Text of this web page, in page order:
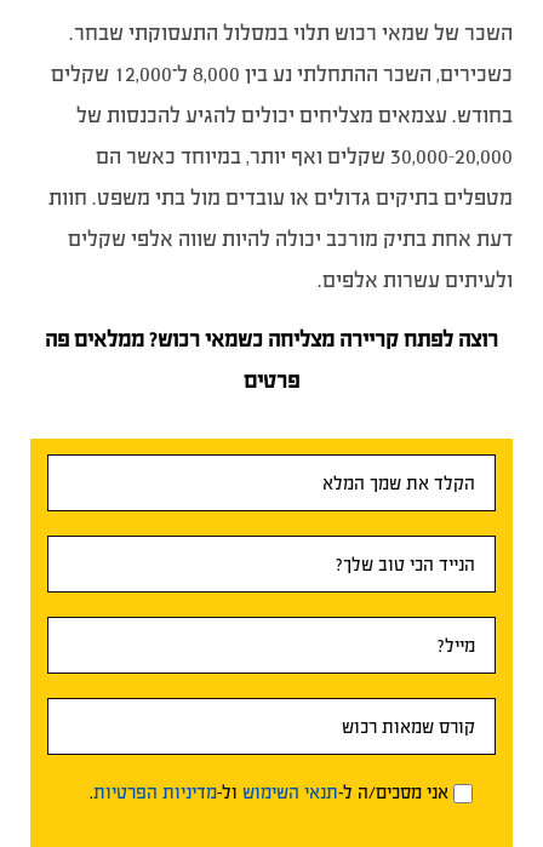
השכר של שמאי רכוש תלוי במסלול התעסוקתי שבחר.
כשכירים, השכר ההתחלתי נע בין 8,000 ל־12,000 שקלים
בחודש. עצמאים מצליחים יכולים להגיע להכנסות של
20,000–30,000 שקלים ואף יותר, במיוחד כאשר הם
מטפלים בתיקים גדולים או עובדים מול בתי משפט. חוות
דעת אחת בתיק מורכב יכולה להיות שווה אלפי שקלים
ולעיתים עשרות אלפים.
רוצה לפתח קריירה מצליחה כשמאי רכוש? ממלאים פה
פרטים
ראשי
אני מסכים/ה ל-תנאי השימוש ול-מדיניות הפרטיות.